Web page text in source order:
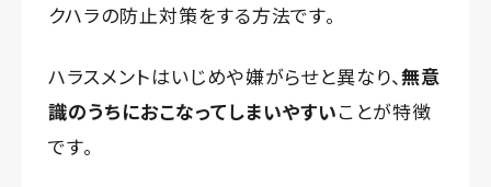
クハラの防止対策をする方法です。
ハラスメントはいじめや嫌がらせと異なり、無意
識のうちにおこなってしまいやすいことが特徴
です。